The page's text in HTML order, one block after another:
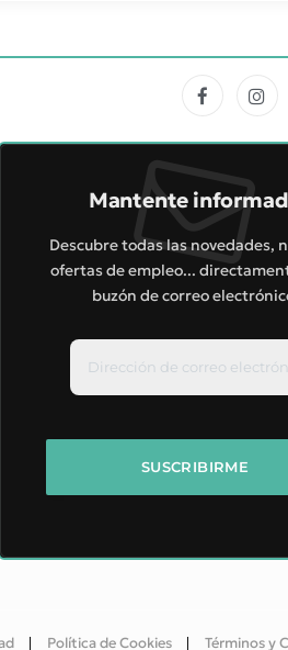
Facebook
Mantente
Descubre todas las novedades,
ofertas de empleo...
buzón de correo
Política de Cookies Términos y